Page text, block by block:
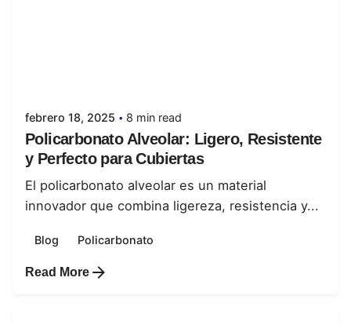
febrero 18, 2025 8 min read
Policarbonato Alveolar: Ligero, Resistente
y Perfecto para Cubiertas
El policarbonato alveolar es un material
innovador que combina ligereza, resistencia y...
Blog Policarbonato
Read More